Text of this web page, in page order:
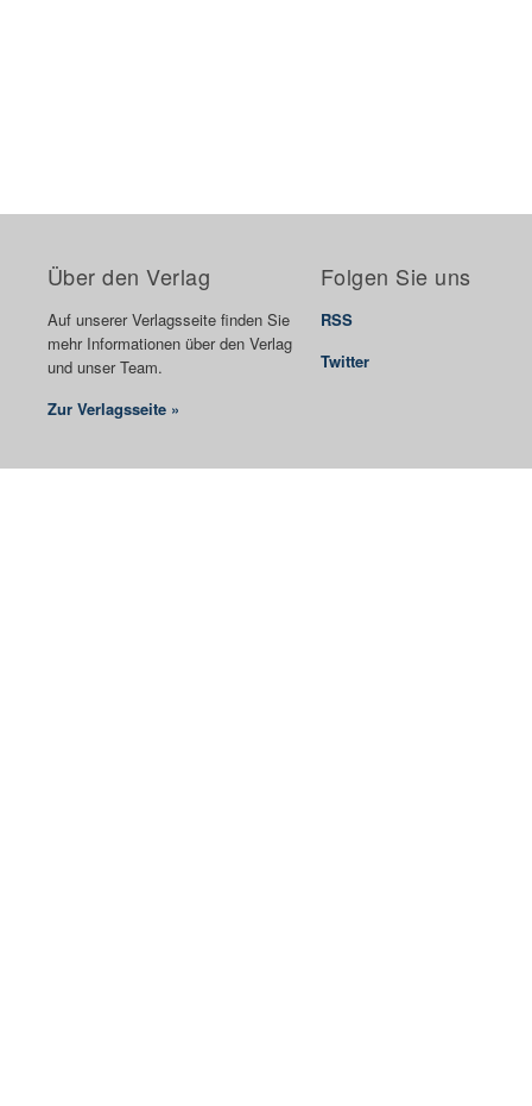
Über den Verlag
Auf unserer Verlagsseite finden Sie
mehr Informationen über den Verlag
und unser Team.
Zur Verlagsseite »
Folgen Sie uns
RSS
Twitter